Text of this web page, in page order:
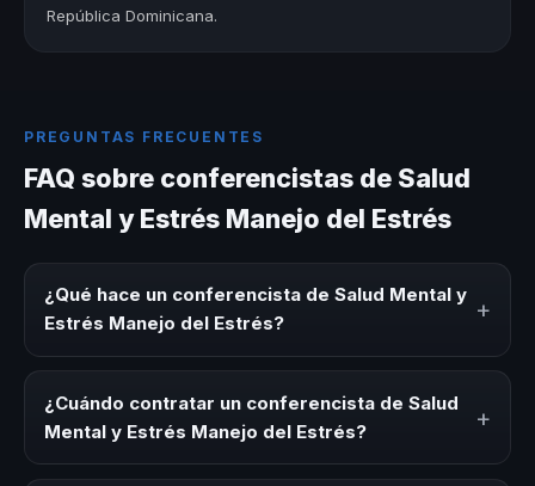
República Dominicana.
PREGUNTAS FRECUENTES
FAQ sobre conferencistas de Salud
Mental y Estrés Manejo del Estrés
¿Qué hace un conferencista de Salud Mental y
Estrés Manejo del Estrés?
+
Estrés es un experto que comparte conocimiento,
estrategias y experiencias sobre este tema en eventos
corporativos, convenciones y seminarios. Su objetivo es
generar reflexión, inspiración y herramientas aplicables
¿Cuándo contratar un conferencista de Salud
Mental y Estrés Manejo del Estrés?
+